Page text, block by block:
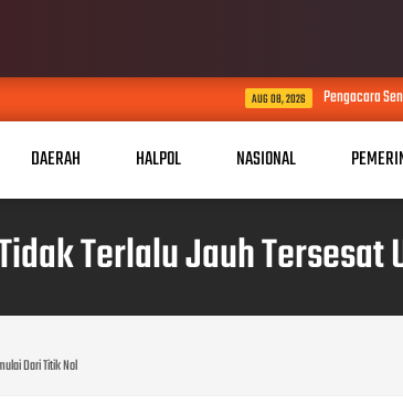
Pengacara Senior Erles Rareral
DAERAH HALPOL NASIONAL
Terlalu Jauh
Dari Titik Nol